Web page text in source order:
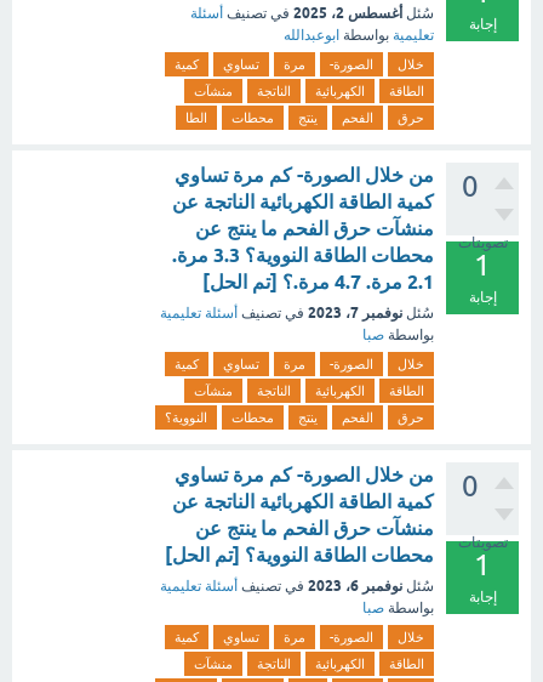
إجابة
سُئل أغسطس 2، 2025 في تصنيف أسئلة
تعليمية بواسطة ابوعبدالله
خلال الصورة- مرة تساوي
كمية
الطاقة
الكهربائية الناتجة
منشآت
حرق
الفحم ينتج محطات الطا
0
تصويتات
1
إجابة
من خلال الصورة- كم مرة تساوي
كمية الطاقة الكهربائية الناتجة عن
منشآت حرق الفحم ما ينتج عن
محطات الطاقة النووية؟ 3.3 مرة.
2.1 مرة. 4.7 مرة.؟ [تم الحل]
سُئل نوفمبر 7، 2023 في تصنيف أسئلة تعليمية
بواسطة صبا
خلال الصورة- مرة تساوي
كمية
الطاقة
الكهربائية الناتجة
منشآت
حرق
الفحم ينتج محطات النووية؟
0
تصويتات
1
إجابة
من خلال الصورة- كم مرة تساوي
كمية الطاقة الكهربائية الناتجة عن
منشآت حرق الفحم ما ينتج عن
محطات الطاقة النووية؟ [تم الحل]
سُئل نوفمبر 6، 2023 في تصنيف أسئلة تعليمية
بواسطة صبا
خلال الصورة- مرة تساوي
كمية
الطاقة
الكهربائية الناتجة
منشآت